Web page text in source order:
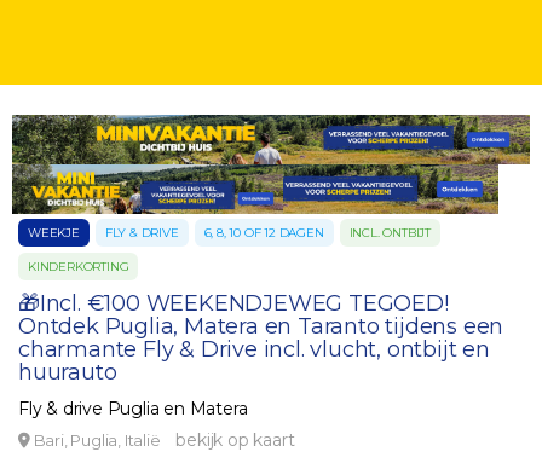
WEEKJE FLY & DRIVE 6, 8, 10 OF 12 DAGEN INCL. ONTBIJT
KINDERKORTING
🎁Incl. €100 WEEKENDJEWEG TEGOED!
Ontdek Puglia, Matera en Taranto tijdens een
charmante Fly & Drive incl. vlucht, ontbijt en
huurauto
Fly & drive Puglia en Matera
Bari, Puglia, Italië bekijk op kaart